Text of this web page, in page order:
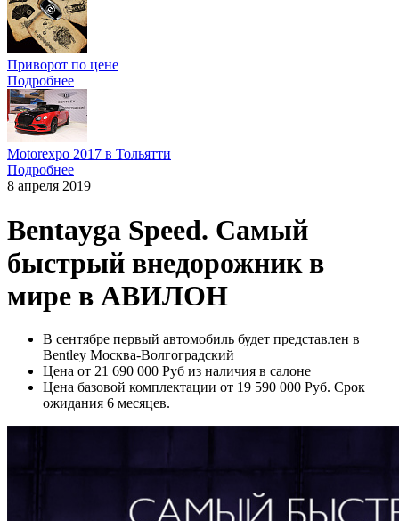
Приворот по цене
Подробнее
Motorexpo 2017 в Тольятти
Подробнее
8 апреля 2019
Bentayga Speed. Самый
быстрый внедорожник в
мире в АВИЛОН
В сентябре первый автомобиль будет представлен в
Bentley Москва-Волгоградский
Цена от 21 690 000 Руб из наличия в салоне
Цена базовой комплектации от 19 590 000 Руб. Срок
ожидания 6 месяцев.